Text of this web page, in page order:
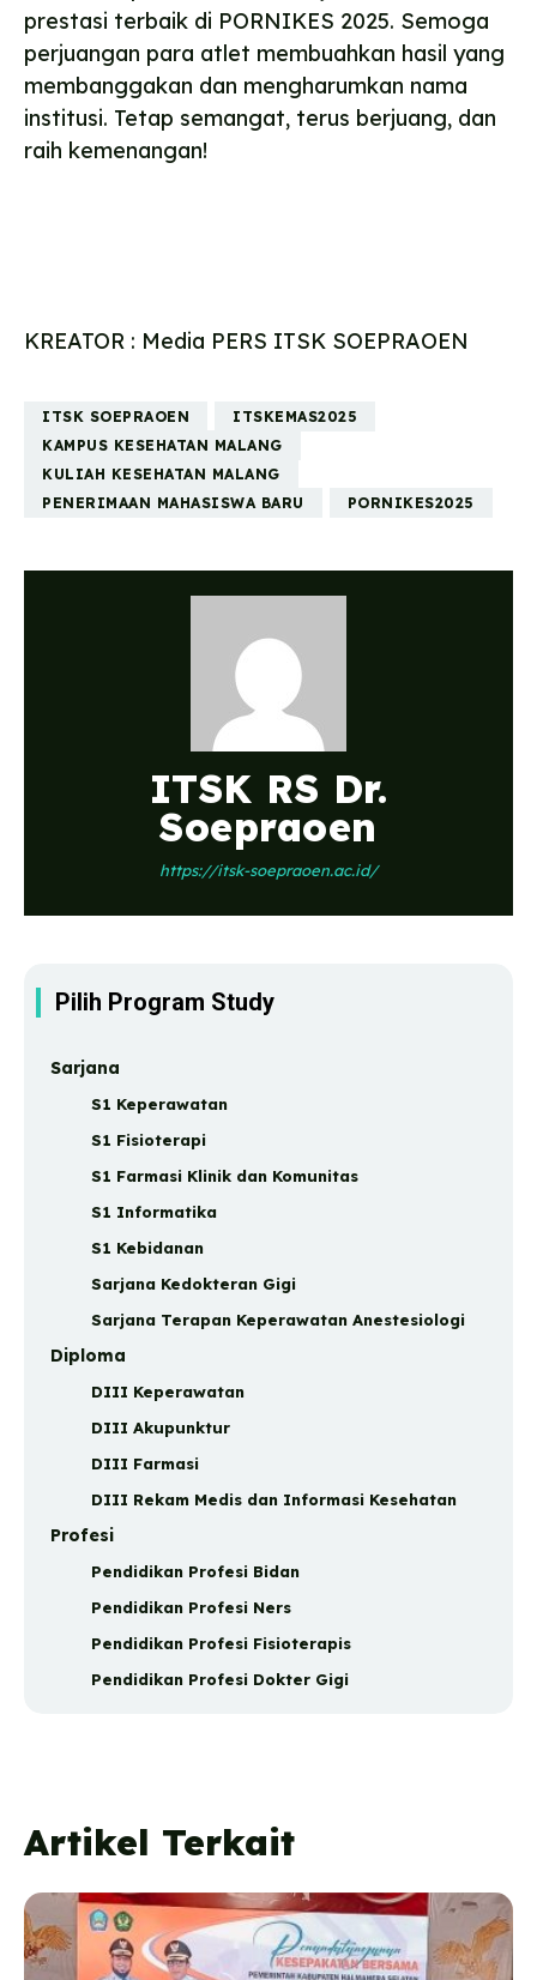
prestasi terbaik di PORNIKES 2025. Semoga
perjuangan para atlet membuahkan hasil yang
membanggakan dan mengharumkan nama
institusi. Tetap semangat, terus berjuang, dan
raih kemenangan!
KREATOR : Media PERS ITSK SOEPRAOEN
ITSK SOEPRAOEN
ITSKEMAS2025
KAMPUS KESEHATAN MALANG
KULIAH KESEHATAN MALANG
PENERIMAAN MAHASISWA BARU
PORNIKES2025
ITSK RS Dr.
Soepraoen
https://itsk-soepraoen.ac.id/
Pilih Program Study
Sarjana
S1 Keperawatan
S1 Fisioterapi
S1 Farmasi Klinik dan Komunitas
S1 Informatika
S1 Kebidanan
Sarjana Kedokteran Gigi
Sarjana Terapan Keperawatan Anestesiologi
Diploma
DIII Keperawatan
DIII Akupunktur
DIII Farmasi
DIII Rekam Medis dan Informasi Kesehatan
Profesi
Pendidikan Profesi Bidan
Pendidikan Profesi Ners
Pendidikan Profesi Fisioterapis
Pendidikan Profesi Dokter Gigi
Artikel Terkait